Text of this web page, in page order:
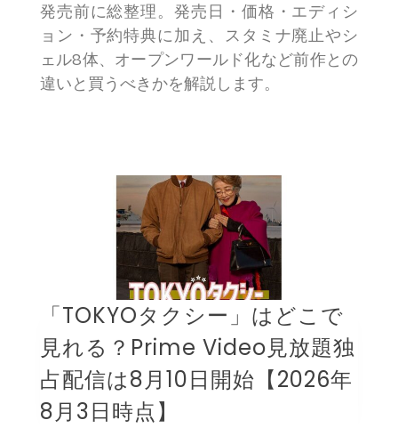
発売前に総整理。発売日・価格・エディシ
ョン・予約特典に加え、スタミナ廃止やシ
ェル8体、オープンワールド化など前作との
違いと買うべきかを解説します。
「TOKYOタクシー」はどこで
見れる？Prime Video見放題独
占配信は8月10日開始【2026年
8月3日時点】